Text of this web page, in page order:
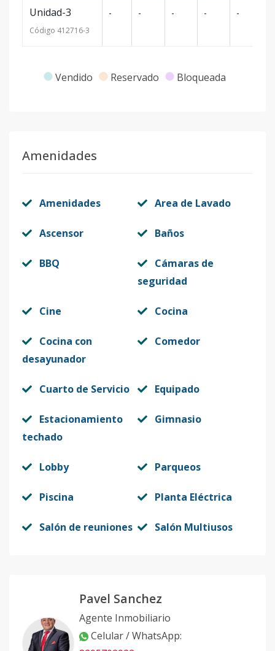
Unidad-3
Código 412716-3
- - - - -
Vendido Reservado Bloqueada
Amenidades
Amenidades Area de Lavado
Ascensor Baños
BBQ
Cámaras de
seguridad
Cine Cocina
Cocina con
desayunador
Comedor
Cuarto de Servicio Equipado
Estacionamiento
techado
Gimnasio
Lobby Parqueos
Piscina Planta Eléctrica
Salón de reuniones Salón Multiusos
Pavel Sanchez
Agente Inmobiliario
Celular / WhatsApp: